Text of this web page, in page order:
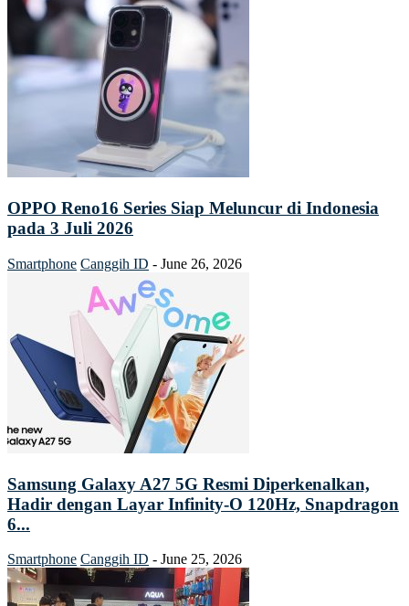
OPPO Reno16 Series Siap Meluncur di Indonesia
pada 3 Juli 2026
Smartphone Canggih ID - June 26, 2026
Samsung Galaxy A27 5G Resmi Diperkenalkan,
Hadir dengan Layar Infinity-O 120Hz, Snapdragon
6...
Smartphone Canggih ID - June 25, 2026